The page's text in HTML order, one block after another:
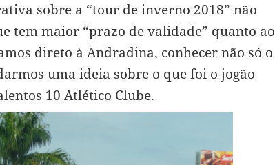
sobre a “tour de inverno 2018” não
tem maior “prazo de validade” quanto ao
direto à Andradina, conhecer não só o
uma ideia sobre o que foi o jogão
10 Atlético Clube.